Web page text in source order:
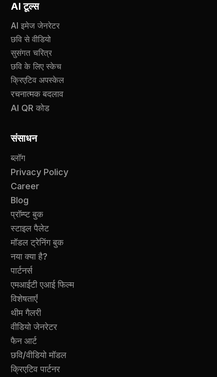
AI टूल्स
AI इमेज जेनरेटर
छवि से वीडियो
सुसंगत चरित्र
छवि के लिए स्केच
क्रिएटिव अपस्केल
रचनात्मक बदलाव
AI QR कोड
संसाधन
ब्लॉग
Privacy Policy
Career
Blog
प्रॉम्प्ट बुक
स्टाइल पैलेट
मॉडल ट्रेनिंग बुक
नया क्या है?
पार्टनर्स
एमआईटी एआई फिल्म
विशेषताएँ
थीम गैलरी
वीडियो जेनरेटर
फैन आर्ट
छवि/वीडियो मॉडल
क्रिएटिव पार्टनर